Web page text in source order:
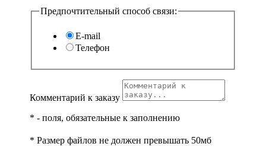
Предпочтительный способ связи:
E-mail
Телефон
Комментарий к заказу
* - поля, обязательные к заполнению
* Размер файлов не должен превышать 50мб